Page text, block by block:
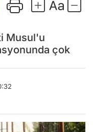
Musul'u
çok